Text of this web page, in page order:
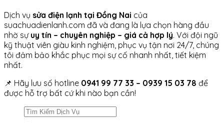
Dịch vụ sửa điện lạnh tại Đồng Nai của
suachuadienlanh.com đã và đang là lựa chọn hàng đầu
nhờ sự uy tín – chuyên nghiệp – giá cả hợp lý. Với đội ngũ
kỹ thuật viên giàu kinh nghiệm, phục vụ tận nơi 24/7, chúng
tôi đảm bảo khắc phục mọi sự cố nhanh nhất, tiết kiệm
nhất.
📌 Hãy lưu số hotline 0941 99 77 33 – 0939 15 03 78 để
được hỗ trợ bất cứ khi nào bạn cần!